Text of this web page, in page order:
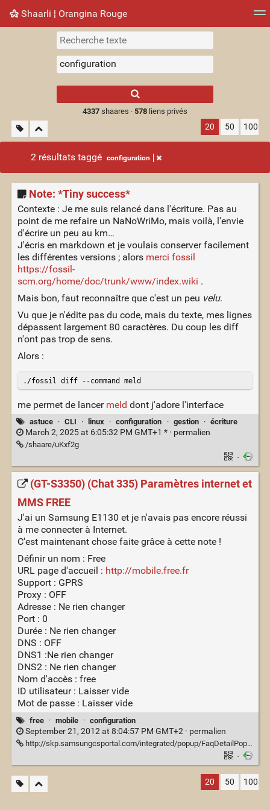
Shaarli ¦ Orangina Rouge
Nuage de tags Mur d'images
results.
4337shaares · 578liens privés
20 50 100
2 résultats taggé configuration
Note: *Tiny success*
Contexte : Je me suis relancé dans l'écriture. Pas au
point de me refaire un NaNoWriMo, mais voilà, l'envie
d'écrire un peu au km…
J'écris en markdown et je voulais conserver facilement
les différentes versions ; alors merci fossil
https://fossil-
scm.org/home/doc/trunk/www/index.wiki .
Mais bon, faut reconnaître que c'est un peu velu.
Vu que je n'édite pas du code, mais du texte, mes lignes
dépassent largement 80 caractères. Du coup les diff
n'ont pas trop de sens.
Alors :
me permet de lancer meld dont j'adore l'interface
astuce · CLI · linux · configuration · gestion · écriture
March 2, 2025 at 6:05:32 PM GMT+1 * · permalien
/shaare/uKxf2g
·
(GT-S3350) (Chat 335) Paramètres internet et
MMS FREE
J'ai un Samsung E1130 et je n'avais pas encore réussi
à me connecter à Internet.
C'est maintenant chose faite grâce à cette note !
Définir un nom : Free
URL page d'accueil : http://mobile.free.fr
Support : GPRS
Proxy : OFF
Adresse : Ne rien changer
Port : 0
Durée : Ne rien changer
DNS : OFF
DNS1 :Ne rien changer
DNS2 : Ne rien changer
Nom d'accès : free
ID utilisateur : Laisser vide
Mot de passe : Laisser vide
free · mobile · configuration
September 21, 2012 at 8:04:57 PM GMT+2 · permalien
http://skp.samsungcsportal.com/integrated/popup/FaqDetailPopup3.jsp?cdsite=fr&seq=434586
·
20 50 100